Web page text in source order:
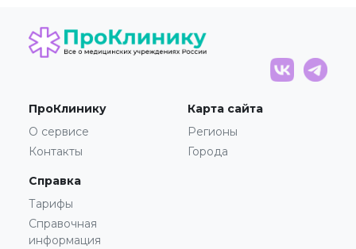
ПроКлинику
О сервисе
Контакты
Карта сайта
Регионы
Города
Справка
Тарифы
Справочная
информация